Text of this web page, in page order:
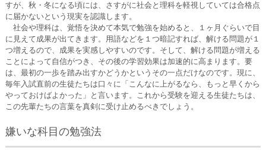
すが、秋・冬になる頃には、さすがに社会と理科を軽視していては合格点
に届かないという現実を認識します。
社会や理科は、覚悟を決めて本気で勉強を始めると、１ヶ月ぐらいで目
に見えて成果が出てきます。用語などを１つ暗記すれば、解ける問題が１
つ増えるので、成果を実感しやすいのです。そして、解ける問題が増える
ことによって自信がつき、その後の学習効果は加速的に高まります。要
は、最初の一歩を踏み出すかどうかというその一点だけなのです。現に、
毎年入試直前の生徒たちは口々に「こんなに上がるなら、もっと早くから
やっておけばよかった」と言います。これから受験を迎える生徒たちは、
この先輩たちの言葉を真剣に受け止めるべきでしょう。
嫌いな科目の勉強法